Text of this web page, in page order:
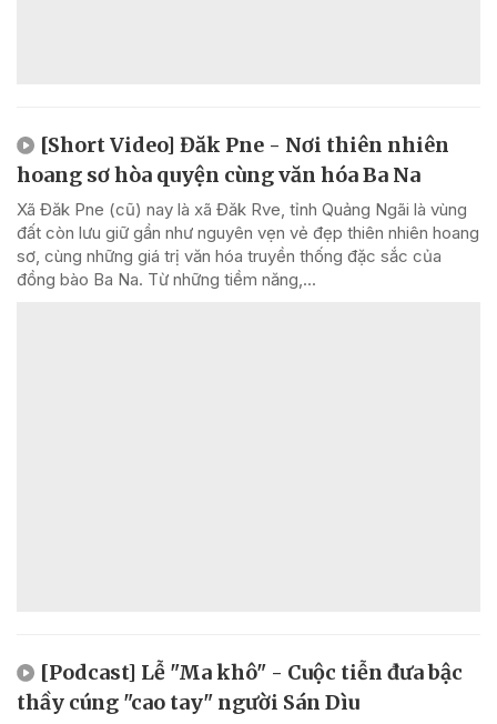
[Short Video] Đăk Pne - Nơi thiên nhiên
hoang sơ hòa quyện cùng văn hóa Ba Na
Xã Đăk Pne (cũ) nay là xã Đăk Rve, tỉnh Quảng Ngãi là vùng
đất còn lưu giữ gần như nguyên vẹn vẻ đẹp thiên nhiên hoang
sơ, cùng những giá trị văn hóa truyền thống đặc sắc của
đồng bào Ba Na. Từ những tiềm năng,...
[Podcast] Lễ "Ma khô" - Cuộc tiễn đưa bậc
thầy cúng "cao tay" người Sán Dìu